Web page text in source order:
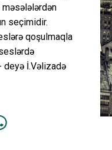
seçimidir.
qoşulmaqla
deyə İ.Vəlizadə